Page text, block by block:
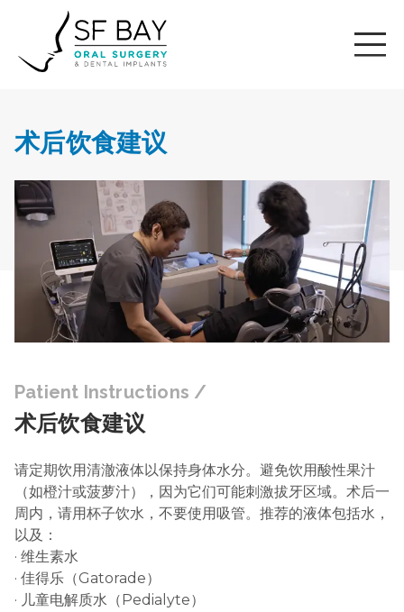
术后饮食建议
Patient Instructions /
术后饮食建议
请定期饮用清澈液体以保持身体水分。避免饮用酸性果汁
（如橙汁或菠萝汁），因为它们可能刺激拔牙区域。术后一
周内，请用杯子饮水，不要使用吸管。推荐的液体包括水，
以及：
· 维生素水
· 佳得乐（Gatorade）
· 儿童电解质水（Pedialyte）